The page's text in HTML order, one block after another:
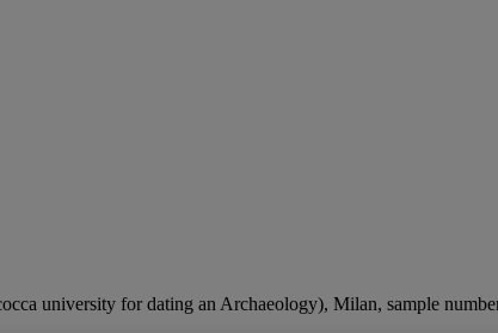
university for dating an Archaeology), Milan, sample